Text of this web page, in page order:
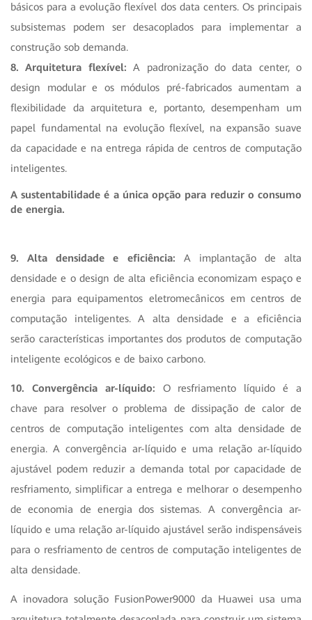
básicos para a evolução flexível dos data centers. Os principais
subsistemas podem ser desacoplados para implementar a
construção sob demanda.
8. Arquitetura flexível:A padronização do data center, o
design modular e os módulos pré-fabricados aumentam a
flexibilidade da arquitetura e, portanto, desempenham um
papel fundamental na evolução flexível, na expansão suave
da capacidade e na entrega rápida de centros de computação
inteligentes.
A sustentabilidade é a única opção para reduzir o consumo
de energia.
9. Alta densidade e eficiência: A implantação de alta
densidade e o design de alta eficiência economizam espaço e
energia para equipamentos eletromecânicos em centros de
computação inteligentes. A alta densidade e a eficiência
serão características importantes dos produtos de computação
inteligente ecológicos e de baixo carbono.
10. Convergência ar-líquido: O resfriamento líquido é a
chave para resolver o problema de dissipação de calor de
centros de computação inteligentes com alta densidade de
energia. A convergência ar-líquido e uma relação ar-líquido
ajustável podem reduzir a demanda total por capacidade de
resfriamento, simplificar a entrega e melhorar o desempenho
de economia de energia dos sistemas. A convergência ar-
líquido e uma relação ar-líquido ajustável serão indispensáveis
para o resfriamento de centros de computação inteligentes de
alta densidade.
A inovadora solução FusionPower9000 da Huawei usa uma